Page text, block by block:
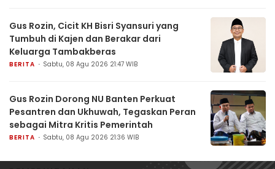
Gus Rozin, Cicit KH Bisri Syansuri yang
Tumbuh di Kajen dan Berakar dari
Keluarga Tambakberas
BERITA Sabtu, 08 Agu 2026 21:47 WIB
Gus Rozin Dorong NU Banten Perkuat
Pesantren dan Ukhuwah, Tegaskan Peran
sebagai Mitra Kritis Pemerintah
BERITA Sabtu, 08 Agu 2026 21:36 WIB